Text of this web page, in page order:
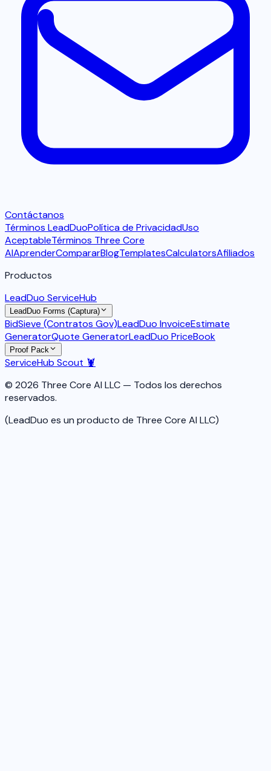
Contáctanos
Términos LeadDuoPolítica de PrivacidadUso
AceptableTérminos Three Core
AIAprenderCompararBlogTemplatesCalculatorsAfiliados
Productos
LeadDuo ServiceHub
LeadDuo Forms (Captura)
BidSieve (Contratos Gov)LeadDuo InvoiceEstimate
GeneratorQuote GeneratorLeadDuo PriceBook
Proof Pack
ServiceHub Scout 🦞
© 2026 Three Core AI LLC — Todos los derechos
reservados.
(LeadDuo es un producto de Three Core AI LLC)